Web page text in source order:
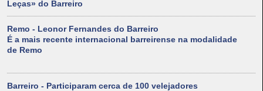
Leças» do Barreiro
Remo - Leonor Fernandes do Barreiro
É a mais recente internacional barreirense na modalidade
de Remo
Barreiro - Participaram cerca de 100 velejadores